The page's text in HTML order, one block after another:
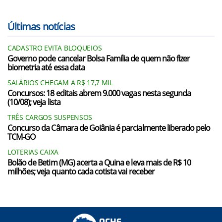
Últimas notícias
CADASTRO EVITA BLOQUEIOS
Governo pode cancelar Bolsa Família de quem não fizer
biometria até essa data
SALÁRIOS CHEGAM A R$ 17,7 MIL
Concursos: 18 editais abrem 9.000 vagas nesta segunda
(10/08); veja lista
TRÊS CARGOS SUSPENSOS
Concurso da Câmara de Goiânia é parcialmente liberado pelo
TCM-GO
LOTERIAS CAIXA
Bolão de Betim (MG) acerta a Quina e leva mais de R$ 10
milhões; veja quanto cada cotista vai receber